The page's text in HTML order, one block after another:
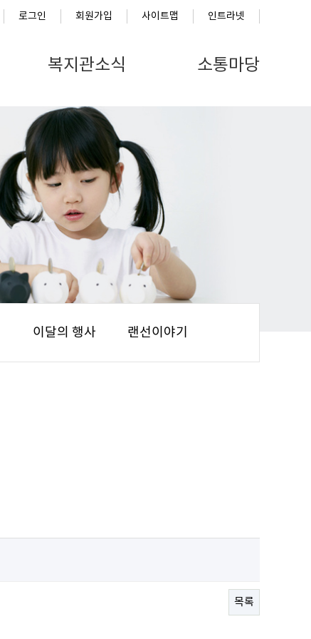
로그인 회원가입 사이트맵 인트라넷
복지관소식 소통마당
이달의 행사 랜선이야기
목록